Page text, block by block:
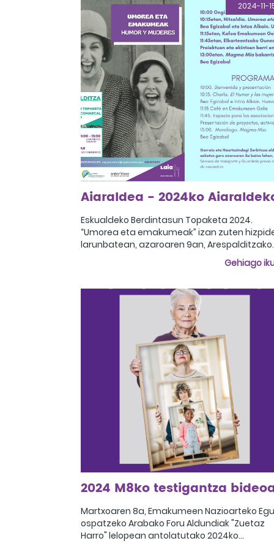
2024-11-
Eskualdeko Berdintasun Topaketa 2024.
“Umorea eta emakumeak” izan zuten
larunbatean, azaroaren 9an, Arespalditzako
udaletxean egindako topaketan. Saioa
eta Intza Alkain emakume umorista eta
feministen arteko ponentzia-elkarrizketa izan
zen. Umoregileen hitzaldiaren ostean,
elkarrizketa eta hausnarketa trukea egin
Ondoren, eskualdeko elkarteetako hainbat
emakume ordezkarik parte hartu zuten, eta
beren ibilbideak kontatu eta egungo
azaldu zituzten. Topaketa Bea Egizabalen
“Magma Mía” bakarrizketarekin amaitu zen.
Gehiago
2024 M8ko testigantza
Martxoaren 8a, Emakumeen Nazioarteko
ospatzeko Arabako Foru Aldundiak "Zuetaz
Harro" lelopean antolatutako 2024ko